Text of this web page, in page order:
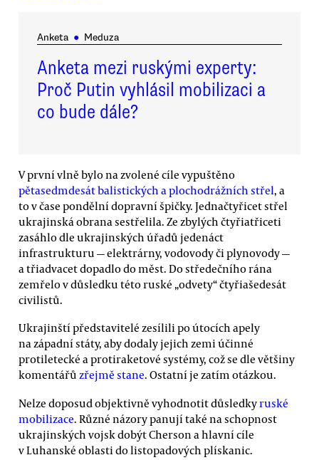
Anketa ● Meduza
Anketa mezi ruskými experty:
Proč Putin vyhlásil mobilizaci a
co bude dále?
V první vlně bylo na zvolené cíle vypuštěno
pětasedmdesát balistických a plochodrážních střel, a
to v čase pondělní dopravní špičky. Jednačtyřicet střel
ukrajinská obrana sestřelila. Ze zbylých čtyřiatřiceti
zasáhlo dle ukrajinských úřadů jedenáct
infrastrukturu — elektrárny, vodovody či plynovody —
a třiadvacet dopadlo do měst. Do středečního rána
zemřelo v důsledku této ruské „odvety“ čtyřiašedesát
civilistů.
Ukrajinští představitelé zesílili po útocích apely
na západní státy, aby dodaly jejich zemi účinné
protiletecké a protiraketové systémy, což se dle většiny
komentářů zřejmě stane. Ostatní je zatím otázkou.
Nelze doposud objektivně vyhodnotit důsledkyruské
mobilizace. Různé názory panují také na schopnost
ukrajinských vojsk dobýt Cherson a hlavní cíle
v Luhanské oblasti do listopadových plískanic.